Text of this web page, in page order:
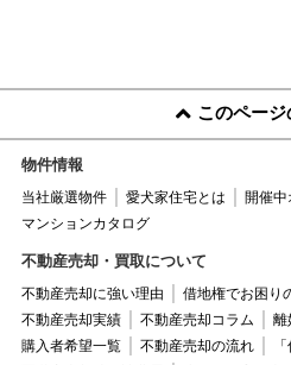
このペー
物件情報
当社厳選物件 愛犬家住宅とは
開催中
マンションカタログ
不動産売却・買取について
不動産売却に強い理由 借地権でお困り
不動産売却実績
不動産売却コラム
離
購入者希望一覧
不動産売却の流れ